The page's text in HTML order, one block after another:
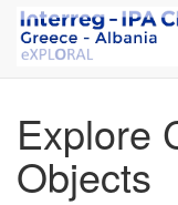
Explore
Objects